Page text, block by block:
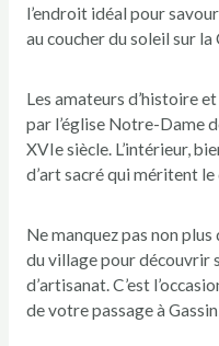
l’endroit idéal pour
au coucher du soleil sur la
Les amateurs d’histoire
par l’église Notre-Dame
XVIe siècle. L’intérieur,
d’art sacré qui méritent
Ne manquez pas non
du village pour découvrir
d’artisanat. C’est
de votre passage à